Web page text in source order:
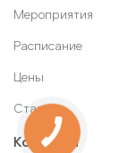
Мероприятия
Расписание
Цены
Статьи
Контакты